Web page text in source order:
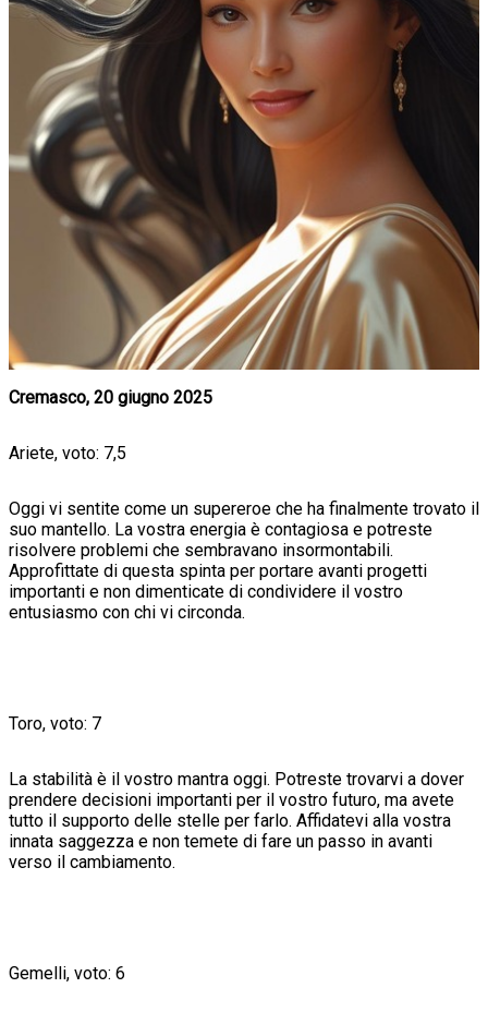
Cremasco, 20 giugno 2025
Ariete, voto: 7,5
Oggi vi sentite come un supereroe che ha finalmente trovato il
suo mantello. La vostra energia è contagiosa e potreste
risolvere problemi che sembravano insormontabili.
Approfittate di questa spinta per portare avanti progetti
importanti e non dimenticate di condividere il vostro
entusiasmo con chi vi circonda.
Toro, voto: 7
La stabilità è il vostro mantra oggi. Potreste trovarvi a dover
prendere decisioni importanti per il vostro futuro, ma avete
tutto il supporto delle stelle per farlo. Affidatevi alla vostra
innata saggezza e non temete di fare un passo in avanti
verso il cambiamento.
Gemelli, voto: 6